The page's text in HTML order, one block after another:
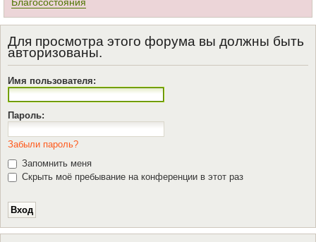
Благосостояния
Для просмотра этого форума вы должны быть
авторизованы.
Имя пользователя:
Пароль:
Забыли пароль?
Запомнить меня
Скрыть моё пребывание на конференции в этот раз